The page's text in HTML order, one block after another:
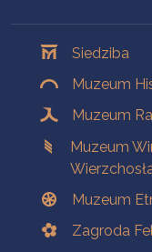
Siedziba
Muzeum
Muzeum
Muzeum
Muzeum
Zagroda